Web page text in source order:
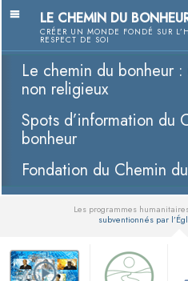
LE CHEMIN DU
CRÉER UN MONDE FONDÉ SUR
RESPECT DE SOI
Le chemin du bonheur
non religieux
Spots d’information du
bonheur
Fondation du Chemin
Les programmes
subventionnés par